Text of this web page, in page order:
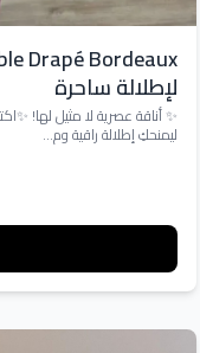
لإطلالة ساحرة
✨ أناقة عصرية لا مثيل لها!
ليمنحكِ إطلالة راقية وم...